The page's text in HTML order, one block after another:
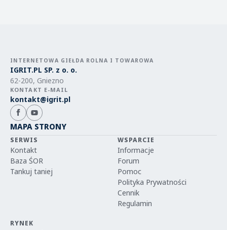
INTERNETOWA GIEŁDA ROLNA I TOWAROWA
IGRIT.PL SP. z o. o.
62-200, Gniezno
KONTAKT E-MAIL
kontakt@igrit.pl
MAPA STRONY
SERWIS
Kontakt
Baza ŚOR
Tankuj taniej
WSPARCIE
Informacje
Forum
Pomoc
Polityka Prywatności
Cennik
Regulamin
RYNEK